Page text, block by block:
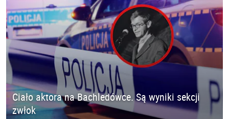
Ciało aktora na Bachledówce. Są wyniki sekcji
zwłok